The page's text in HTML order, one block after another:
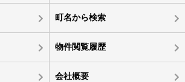
町名から検索
物件閲覧履歴
会社概要